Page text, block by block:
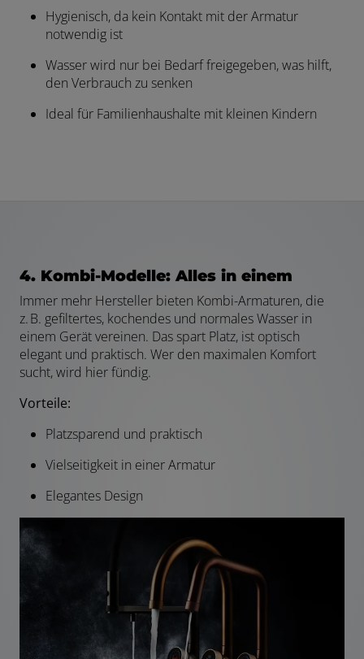
Hygienisch, da kein Kontakt mit der Armatur
notwendig ist
Wasser wird nur bei Bedarf freigegeben, was hilft,
den Verbrauch zu senken
Ideal für Familienhaushalte mit kleinen Kindern
4. Kombi-Modelle: Alles in einem
Immer mehr Hersteller bieten Kombi-Armaturen, die
z. B. gefiltertes, kochendes und normales Wasser in
einem Gerät vereinen. Das spart Platz, ist optisch
elegant und praktisch. Wer den maximalen Komfort
sucht, wird hier fündig.
Vorteile:
Platzsparend und praktisch
Vielseitigkeit in einer Armatur
Elegantes Design